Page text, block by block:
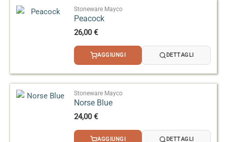
Stoneware Mayco
Peacock
26,00€
AGGIUNGI DETTAGLI
Stoneware Mayco
Norse Blue
24,00€
AGGIUNGI DETTAGLI